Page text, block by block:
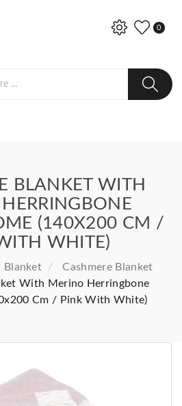
0
BLANKET WITH
(140X200 CM /
WHITE)
Blanket
Cashmere Blanket
With Merino Herringbone
Cm / Pink With White)